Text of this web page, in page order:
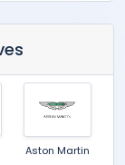
Aston Martin